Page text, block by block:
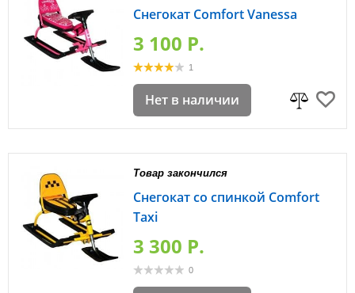
Снегокат Comfort Vanessa
3 100 P.
1
Нет в наличии
Товар закончился
Снегокат со спинкой Comfort
Taxi
3 300 P.
0